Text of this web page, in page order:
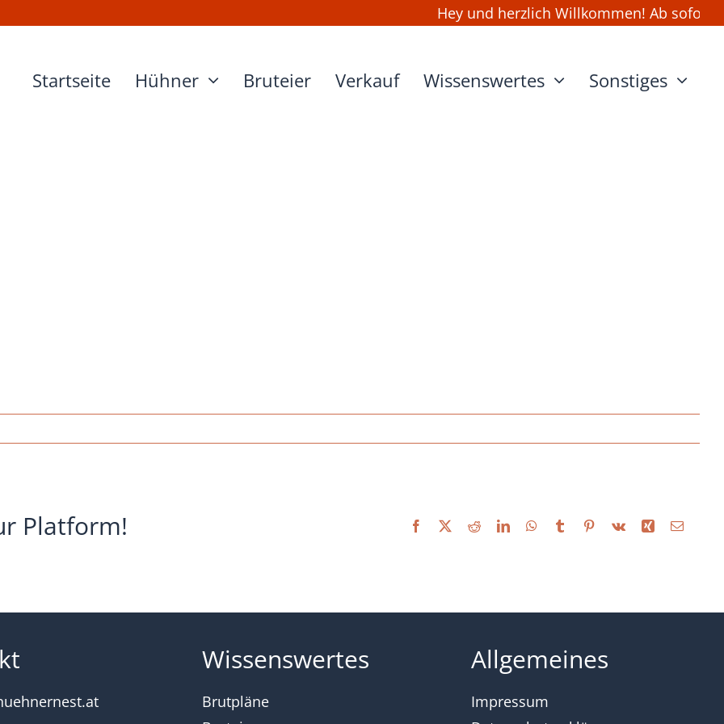
Hey und herzlich Willkommen! Ab sofort
Startseite Hühner Bruteier Verkauf Wissenswertes Sonstiges
Platform! Facebook RedditLinkedInWhatsApp
Tumblr Pinterest
Vk Xing E-
Wissenswertes
Brutpläne
Allgemeines
Impressum